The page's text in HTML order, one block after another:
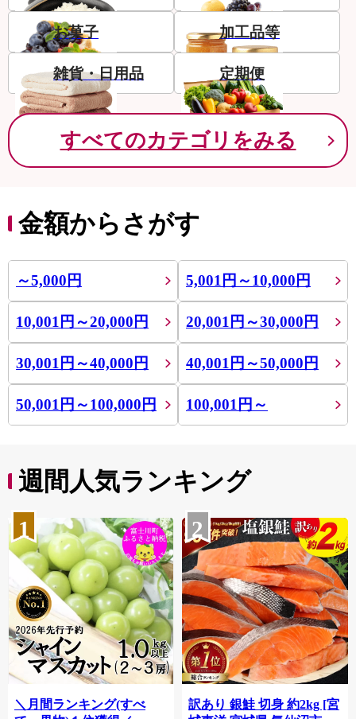
お菓子 加工品等
雑貨・日用品 定期便
すべてのカテゴリをみる
金額からさがす
～5,000円 5,001円～10,000円
10,001円～20,000円 20,001円～30,000円
30,001円～40,000円 40,001円～50,000円
50,001円～100,000円 100,001円～
週間人気ランキング
1
＼月間ランキング(すべ
2
訳あり 銀鮭 切身 約2kg [宮